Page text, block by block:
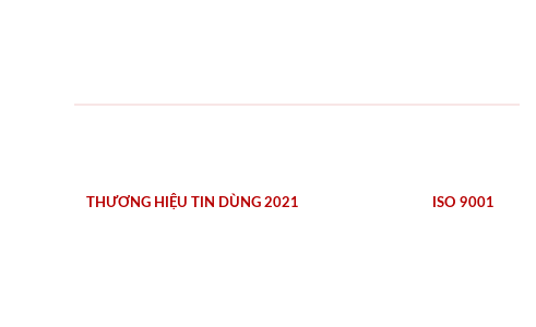
THƯƠNG HIỆU TIN DÙNG 2021 ISO 9001